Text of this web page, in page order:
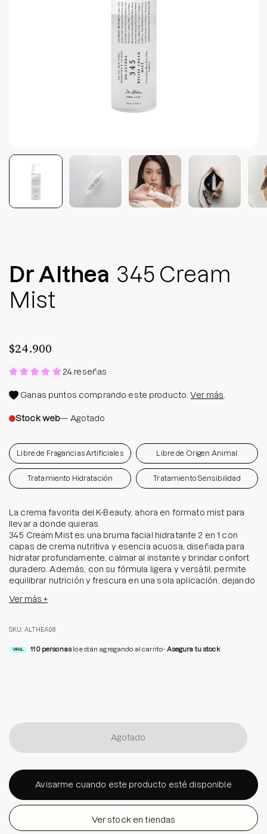
Protector Solar en Barra No.1
Parche para granitos
Rastrear mi Pedido
Parches para granitos internos
Parches para manchitas pos acné
Dr Althea 345 Cream
Mist
$24.900
24 reseñas
Ganas puntos comprando este producto.Ver más
Stock web— Agotado
Libre de Fragancias Artificiales Libre de Origen Animal
Tratamiento Hidratación Tratamiento Sensibilidad
La crema favorita del K-Beauty, ahora en formato mist para
llevar a donde quieras.
345 Cream Mist es una bruma facial hidratante 2 en 1 con
capas de crema nutritiva y esencia acuosa, diseñada para
hidratar profundamente, calmar al instante y brindar confort
duradero. Además, con su fórmula ligera y versátil, permite
equilibrar nutrición y frescura en una sola aplicación, dejando
pesadez. Úsala como parte de tu rutina de skincare, antes
durante el día.
Con ingredientes como centella asiática, madecassoside,
Ver más +
SKU: ALTHEA08
VIRAL 110personas lo están agregando al carrito Asegura tu stock
Agotado
Avisarme cuando este producto esté disponible
Ver stock en tiendas